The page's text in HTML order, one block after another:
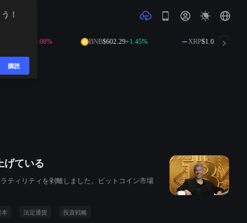
BNB$602.29+1.45% XRP$1.03+0.46%
げている
ティリティを剥離しました。ビットコイン市場
法定通貨 投資戦略
！
購読